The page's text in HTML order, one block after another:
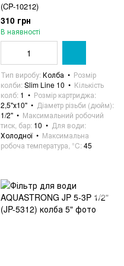
(CP-10212)
310 грн
В наявності
Тип виробу Колба
Розмір
колби Slim Line 10
Кількість
колб 1
Розмір картриджа
2,5"х10"
Діаметр різьби (дюйм)
1/2"
Максимальний робочий
тиск, бар 10
Для води
Холодної
Максимальна
робоча температура, °C 45